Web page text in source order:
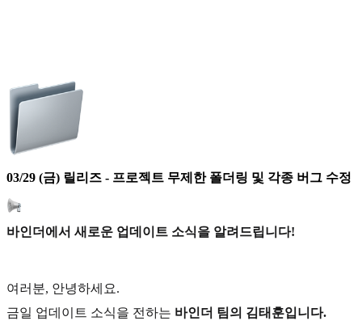
03/29 (금) 릴리즈 - 프로젝트 무제한 폴더링 및 각종 버그 수정
바인더에서 새로운 업데이트 소식을 알려드립니다!
여러분, 안녕하세요.
금일 업데이트 소식을 전하는 바인더 팀의 김태훈입니다.